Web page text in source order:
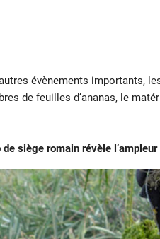
évènements importants,
de feuilles d’ananas, le
de siège romain révèle